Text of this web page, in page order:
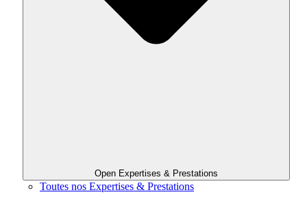
Open Expertises & Prestations
Toutes nos Expertises & Prestations